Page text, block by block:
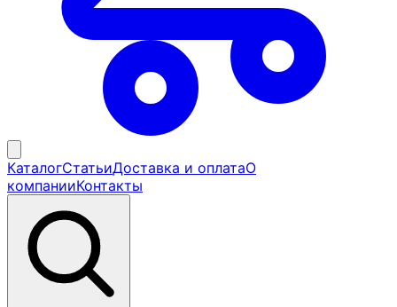
КаталогСтатьиДоставка и оплатаО
компанииКонтакты